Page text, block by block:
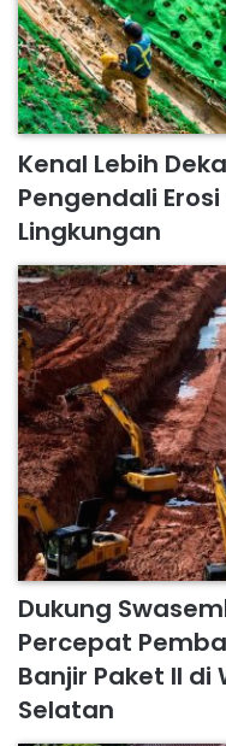
Kenal Lebih
Pengendali
Lingkungan
Dukung
Percepat
Banjir Paket II di
Selatan